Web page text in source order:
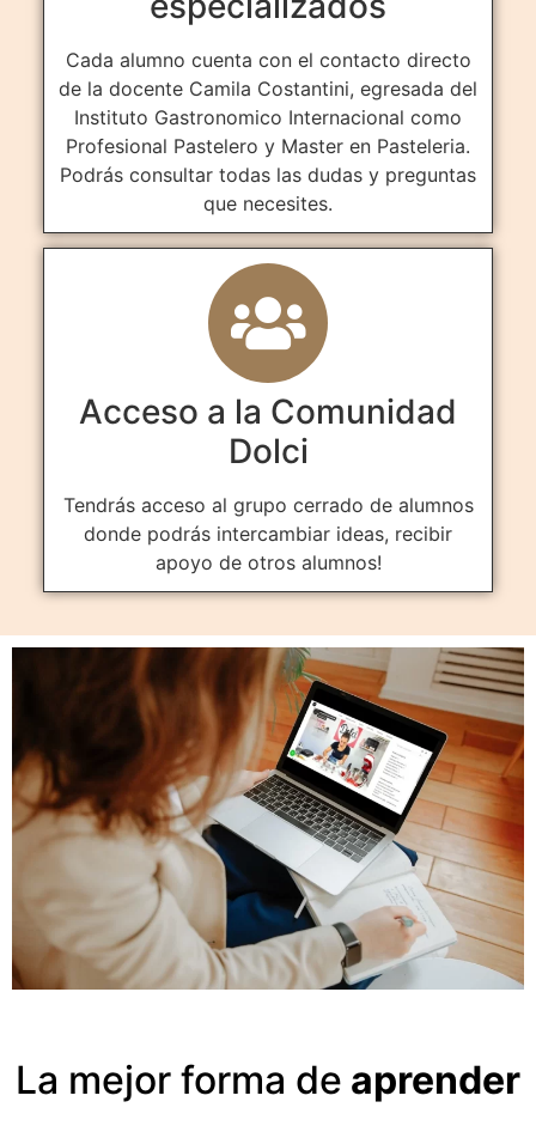
Cada alumno cuenta con el contacto directo
de la docente Camila Costantini, egresada del
Instituto Gastronomico Internacional como
Profesional Pastelero y Master en Pasteleria.
Podrás consultar todas las dudas y preguntas
que necesites.
Acceso a la Comunidad
Dolci
Tendrás acceso al grupo cerrado de alumnos
donde podrás intercambiar ideas, recibir
apoyo de otros alumnos!
La mejor forma de aprender